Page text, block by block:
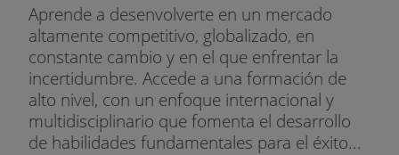
Aprende a desenvolverte en un mercado
altamente competitivo, globalizado, en
constante cambio y en el que enfrentar la
incertidumbre. Accede a una formación de
alto nivel, con un enfoque internacional y
multidisciplinario que fomenta el desarrollo
de habilidades fundamentales para el éxito...